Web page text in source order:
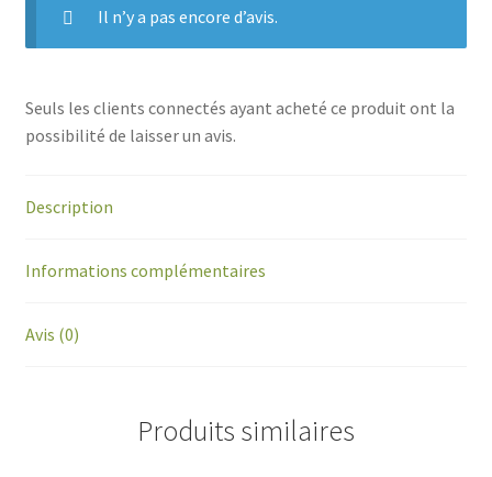
Il n’y a pas encore d’avis.
Seuls les clients connectés ayant acheté ce produit ont la
possibilité de laisser un avis.
Description
Informations complémentaires
Avis (0)
Produits similaires